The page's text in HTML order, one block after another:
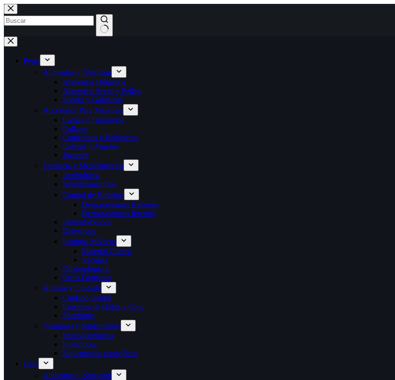
Saltar
al
contenido
Sin
resultados
Perro
Alimentos y Nutrición
Alimentos Húmedos
Alimentos Secos y Pellets
Snacks y Golosinas
Accesorios Para Mascotas
Camas y Transporte
Collares
Comederos y Bebederos
Correas y Arneses
Juguetes
Farmacia y Medicamentos
Antibióticos
Antiinflamatorios
Control de Parásitos
Desparasitantes Externos
Desparasitantes Internos
Dermatológicos
Digestivos
Insumos Médicos
Material Clínico
Vacunas
Oftalmológicos
Otros Fármacos
Higiene y Cuidado
Cuidado Dental
Limpieza de Oídos y Ojos
Shampoos
Vitaminas y Suplementos
Multivitamínicos
Probióticos
Suplementos específicos
Gato
Alimentos y Nutrición